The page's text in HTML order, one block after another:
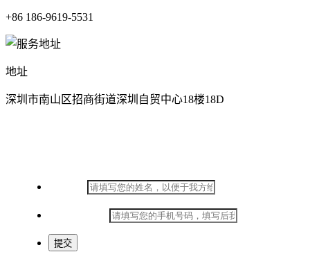
+86 186-9619-5531
地址
深圳市南山区招商街道深圳自贸中心18楼18D